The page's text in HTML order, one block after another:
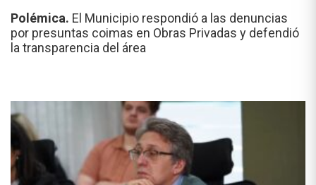
Polémica. El Municipio respondió a las denuncias
por presuntas coimas en Obras Privadas y defendió
la transparencia del área